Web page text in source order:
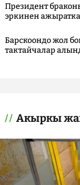
Президент
эркинен
Барскоондо жол
тактайчалар
Акыркы